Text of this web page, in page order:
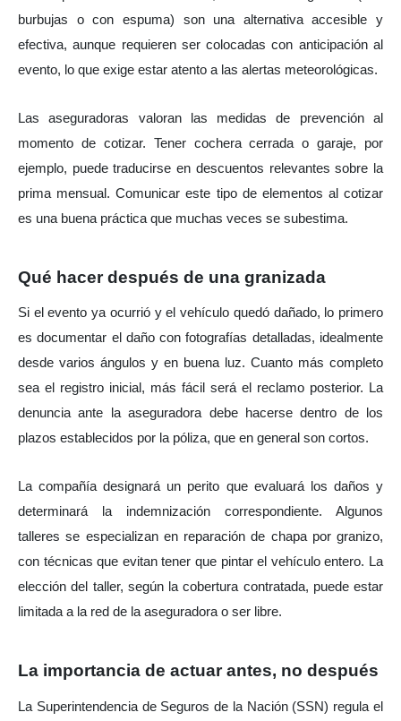
burbujas o con espuma) son una alternativa accesible y
efectiva, aunque requieren ser colocadas con anticipación al
evento, lo que exige estar atento a las alertas meteorológicas.
Las aseguradoras valoran las medidas de prevención al
momento de cotizar. Tener cochera cerrada o garaje, por
ejemplo, puede traducirse en descuentos relevantes sobre la
prima mensual. Comunicar este tipo de elementos al cotizar
es una buena práctica que muchas veces se subestima.
Qué hacer después de una granizada
Si el evento ya ocurrió y el vehículo quedó dañado, lo primero
es documentar el daño con fotografías detalladas, idealmente
desde varios ángulos y en buena luz. Cuanto más completo
sea el registro inicial, más fácil será el reclamo posterior. La
denuncia ante la aseguradora debe hacerse dentro de los
plazos establecidos por la póliza, que en general son cortos.
La compañía designará un perito que evaluará los daños y
determinará la indemnización correspondiente. Algunos
talleres se especializan en reparación de chapa por granizo,
con técnicas que evitan tener que pintar el vehículo entero. La
elección del taller, según la cobertura contratada, puede estar
limitada a la red de la aseguradora o ser libre.
La importancia de actuar antes, no después
La Superintendencia de Seguros de la Nación (SSN) regula el